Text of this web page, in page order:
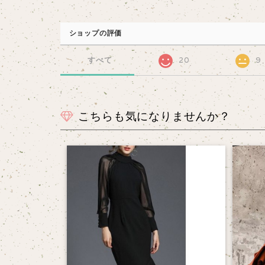
ショップの評価
すべて 20 9
こちらも気になりませんか？